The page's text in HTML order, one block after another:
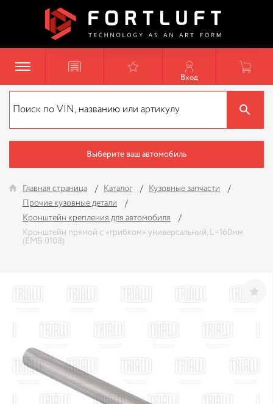
Вход
Выберите ваш автомобиль
Главная страница Каталог
Кузовные запчасти
Прочие кузовные детали
Кронштейн крепления для автомобиля
Кронштейн прямой с «грибком» универсальный, L=160мм
(EMB 0108)